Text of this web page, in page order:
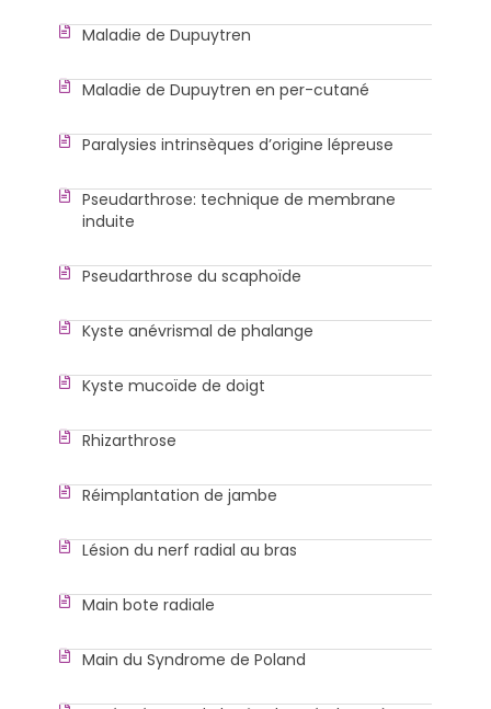
Maladie de Dupuytren
Maladie de Dupuytren en per-cutané
Paralysies intrinsèques d’origine lépreuse
Pseudarthrose: technique de membrane
induite
Pseudarthrose du scaphoïde
Kyste anévrismal de phalange
Kyste mucoïde de doigt
Rhizarthrose
Réimplantation de jambe
Lésion du nerf radial au bras
Main bote radiale
Main du Syndrome de Poland